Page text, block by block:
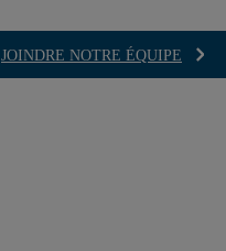
JOINDRE NOTRE ÉQUIPE